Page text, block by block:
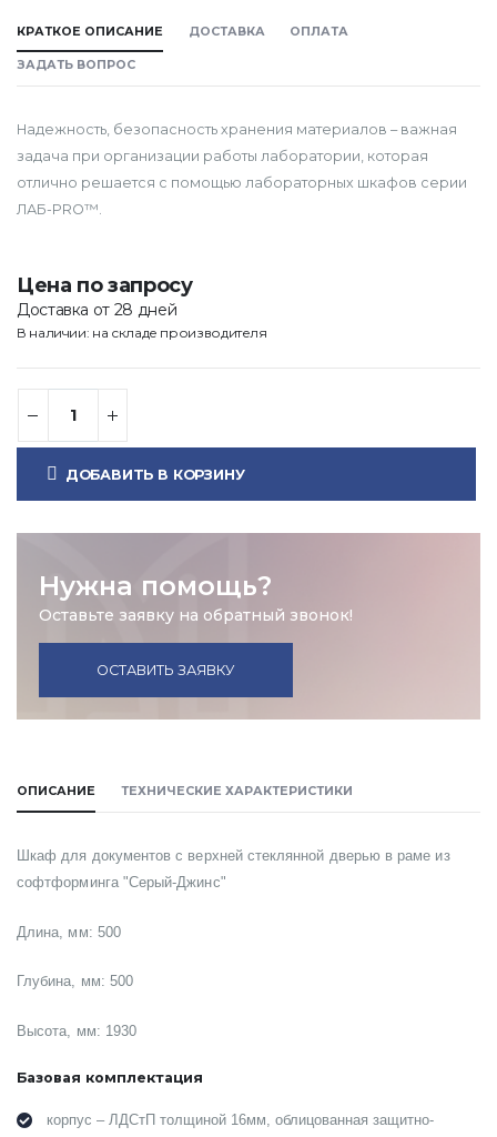
КРАТКОЕ ОПИСАНИЕ ДОСТАВКА ОПЛАТА
ЗАДАТЬ ВОПРОС
Надежность, безопасность хранения материалов – важная
задача при организации работы лаборатории, которая
отлично решается с помощью лабораторных шкафов серии
ЛАБ-PRO™.
Цена по запросу
Доставка от 28 дней
В наличии: на складе производителя
ДОБАВИТЬ В КОРЗИНУ
Нужна помощь?
Оставьте заявку на обратный звонок!
ОСТАВИТЬ ЗАЯВКУ
ОПИСАНИЕ ТЕХНИЧЕСКИЕ ХАРАКТЕРИСТИКИ
Шкаф для документов с верхней стеклянной дверью в раме из
софтформинга "Серый-Джинс"
Длина, мм: 500
Глубина, мм: 500
Высота, мм: 1930
Базовая комплектация
корпус – ЛДСтП толщиной 16мм, облицованная защитно-